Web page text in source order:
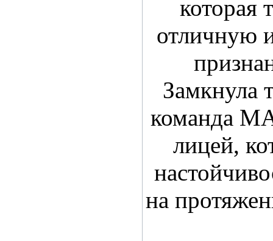
которая
отличную
Замкнула
команда
лицей,
на